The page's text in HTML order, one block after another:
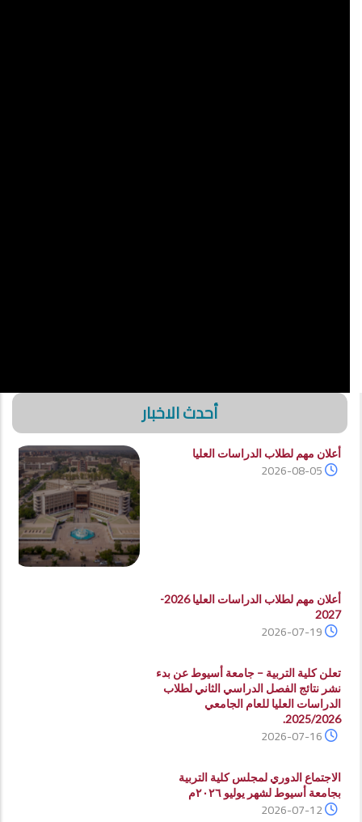
أحدث الاخبار
أعلان مهم لطلاب الدراسات العليا
2026-08-05
أعلان مهم لطلاب الدراسات العليا 2026-
2027
2026-07-19
تعلن كلية التربية – جامعة أسيوط عن بدء
نشر نتائج الفصل الدراسي الثاني لطلاب
الدراسات العليا للعام الجامعي
2025/2026.
2026-07-16
الاجتماع الدوري لمجلس كلية التربية
بجامعة أسيوط لشهر يوليو ٢٠٢٦م
2026-07-12